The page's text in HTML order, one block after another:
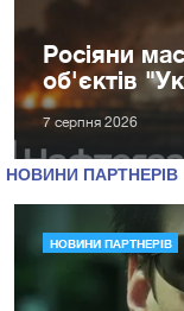
Росіяни
об'єктів
7 серпня 2026